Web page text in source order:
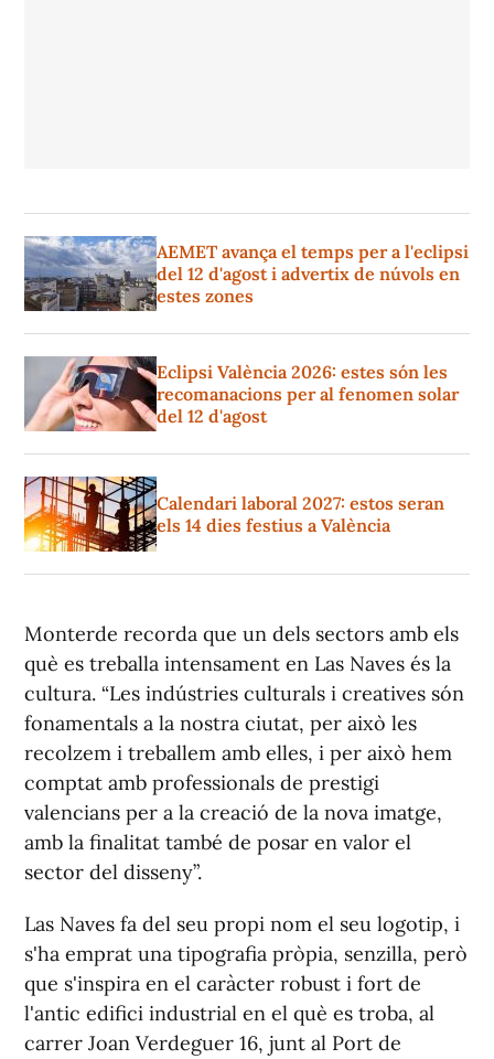
AEMET avança el temps per a l'eclipsi
del 12 d'agost i advertix de núvols en
estes zones
Eclipsi València 2026: estes són les
recomanacions per al fenomen solar
del 12 d'agost
Calendari laboral 2027: estos seran
els 14 dies festius a València
Monterde recorda que un dels sectors amb els
què es treballa intensament en Las Naves és la
cultura. “Les indústries culturals i creatives són
fonamentals a la nostra ciutat, per això les
recolzem i treballem amb elles, i per això hem
comptat amb professionals de prestigi
valencians per a la creació de la nova imatge,
amb la finalitat també de posar en valor el
sector del disseny”.
Las Naves fa del seu propi nom el seu logotip, i
s'ha emprat una tipografia pròpia, senzilla, però
que s'inspira en el caràcter robust i fort de
l'antic edifici industrial en el què es troba, al
carrer Joan Verdeguer 16, junt al Port de